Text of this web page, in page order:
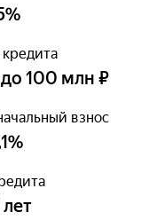
до 100 млн ₽
взнос